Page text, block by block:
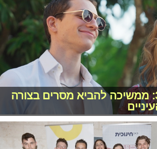
מקיף מילאנו 3: ממשיכה להביא מסרים בצורה